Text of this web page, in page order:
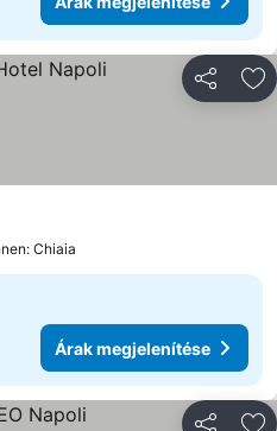
Chiaia
Árak megjelenítése